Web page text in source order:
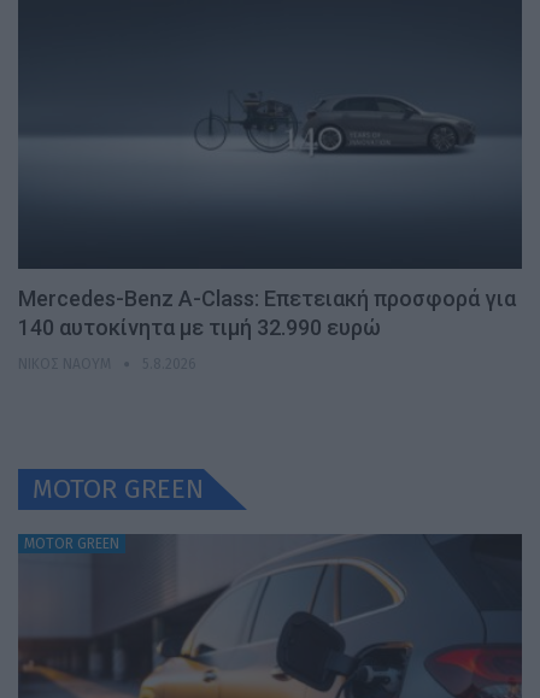
Mercedes-Benz A-Class: Επετειακή προσφορά για
140 αυτοκίνητα με τιμή 32.990 ευρώ
MOTOR GREEN
MOTOR GREEN